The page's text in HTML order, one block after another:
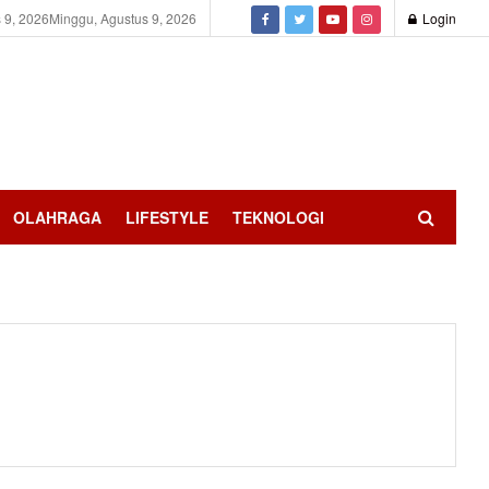
9, 2026Minggu, Agustus 9, 2026 Login
OLAHRAGA LIFESTYLE TEKNOLOGI